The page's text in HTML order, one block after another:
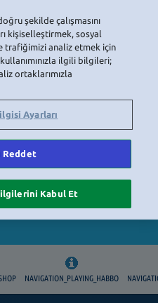
NAVIGATION_PLAYING_HABBO
şekilde çalışmasını
kişiselleştirmek, sosyal
trafiğimizi analiz etmek için
ilgili bilgileri;
ortaklarımızla
Ayarları
Reddet
Kabul Et